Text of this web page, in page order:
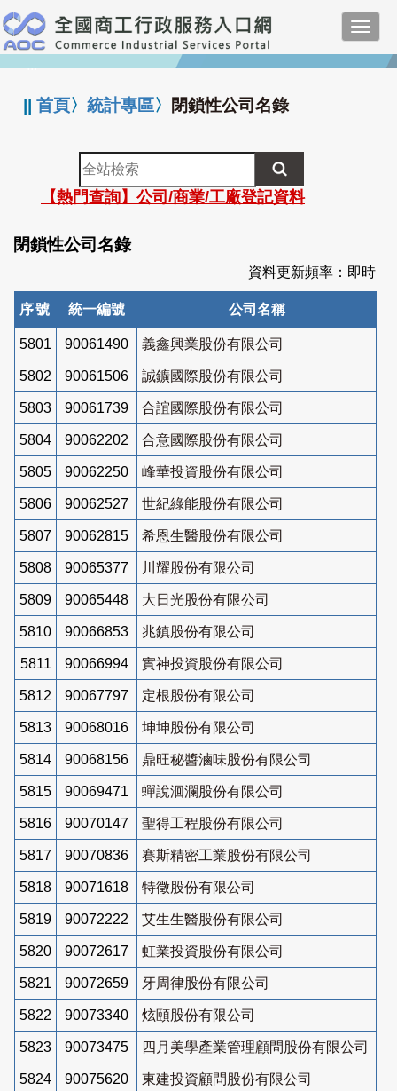
跳
到
主
要
:::
||首頁〉統計專區〉 閉鎖性公司名錄
全
站
檢
索
【熱門查詢】公司/商業/工廠登記資料
閉鎖性公司名錄
資料更新頻率：即時
序號 統一編號 公司名稱
5801 90061490 義鑫興業股份有限公司
5802 90061506 誠鑛國際股份有限公司
5803 90061739 合誼國際股份有限公司
5804 90062202 合意國際股份有限公司
5805 90062250 峰華投資股份有限公司
5806 90062527 世紀綠能股份有限公司
5807 90062815 希恩生醫股份有限公司
5808 90065377 川耀股份有限公司
5809 90065448 大日光股份有限公司
5810 90066853 兆鎮股份有限公司
5811 90066994 實神投資股份有限公司
5812 90067797 定根股份有限公司
5813 90068016 坤坤股份有限公司
5814 90068156 鼎旺秘醬滷味股份有限公司
5815 90069471 蟬說洄瀾股份有限公司
5816 90070147 聖得工程股份有限公司
5817 90070836 賽斯精密工業股份有限公司
5818 90071618 特徵股份有限公司
5819 90072222 艾生生醫股份有限公司
5820 90072617 虹業投資股份有限公司
5821 90072659 牙周律股份有限公司
5822 90073340 炫頤股份有限公司
5823 90073475 四月美學產業管理顧問股份有限公司
5824 90075620 東建投資顧問股份有限公司